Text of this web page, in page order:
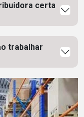
certa
trabalhar